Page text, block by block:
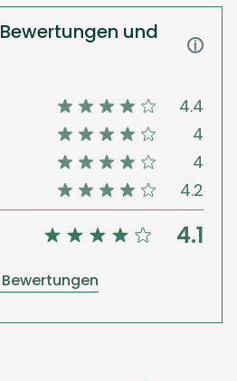
und
i
4.4
4
4
4.2
4.1